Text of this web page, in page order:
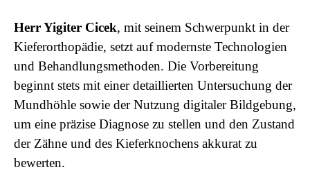
Herr Yigiter Cicek, mit seinem Schwerpunkt in der
Kieferorthopädie, setzt auf modernste Technologien
und Behandlungsmethoden. Die Vorbereitung
beginnt stets mit einer detaillierten Untersuchung der
Mundhöhle sowie der Nutzung digitaler Bildgebung,
um eine präzise Diagnose zu stellen und den Zustand
der Zähne und des Kieferknochens akkurat zu
bewerten.